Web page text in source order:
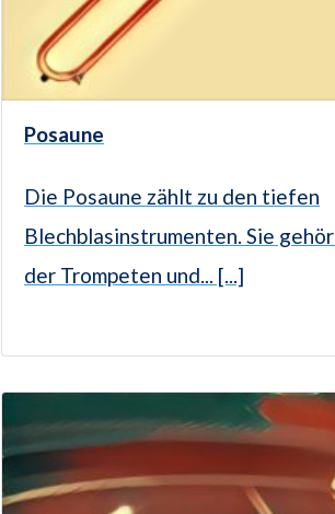
Posaune
Die Posaune zählt zu den tiefen
Blechblasinstrumenten. Sie
der Trompeten und... [...]